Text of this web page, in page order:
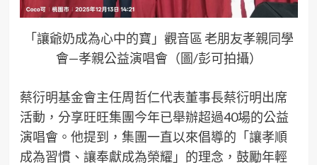
「讓爺奶成為心中的寶」觀音區 老朋友孝親同學
會—孝親公益演唱會（圖/彭可拍攝）
蔡衍明基金會主任周哲仁代表董事長蔡衍明出席
活動，分享旺旺集團今年已舉辦超過40場的公益
演唱會。他提到，集團一直以來倡導的「讓孝順
成為習慣、讓奉獻成為榮耀」的理念，鼓勵年輕